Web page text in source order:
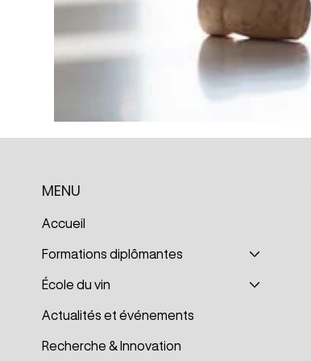
MENU
Accueil
Formations diplômantes
École du vin
Actualités et événements
Recherche & Innovation